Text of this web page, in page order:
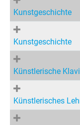
Kunstgeschichte
Kunstgeschichte
Künstlerische
Künstlerisches